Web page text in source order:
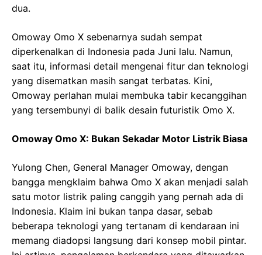
dua.
Omoway Omo X sebenarnya sudah sempat
diperkenalkan di Indonesia pada Juni lalu. Namun,
saat itu, informasi detail mengenai fitur dan teknologi
yang disematkan masih sangat terbatas. Kini,
Omoway perlahan mulai membuka tabir kecanggihan
yang tersembunyi di balik desain futuristik Omo X.
Omoway Omo X: Bukan Sekadar Motor Listrik Biasa
Yulong Chen, General Manager Omoway, dengan
bangga mengklaim bahwa Omo X akan menjadi salah
satu motor listrik paling canggih yang pernah ada di
Indonesia. Klaim ini bukan tanpa dasar, sebab
beberapa teknologi yang tertanam di kendaraan ini
memang diadopsi langsung dari konsep mobil pintar.